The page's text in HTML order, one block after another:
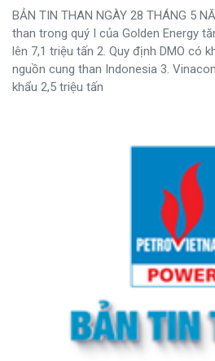
BẢN TIN THAN NGÀY 28 THÁNG 5
than trong quý I của Golden Energy
lên 7,1 triệu tấn 2. Quy định DMO có
nguồn cung than Indonesia 3.
khẩu 2,5 triệu tấn